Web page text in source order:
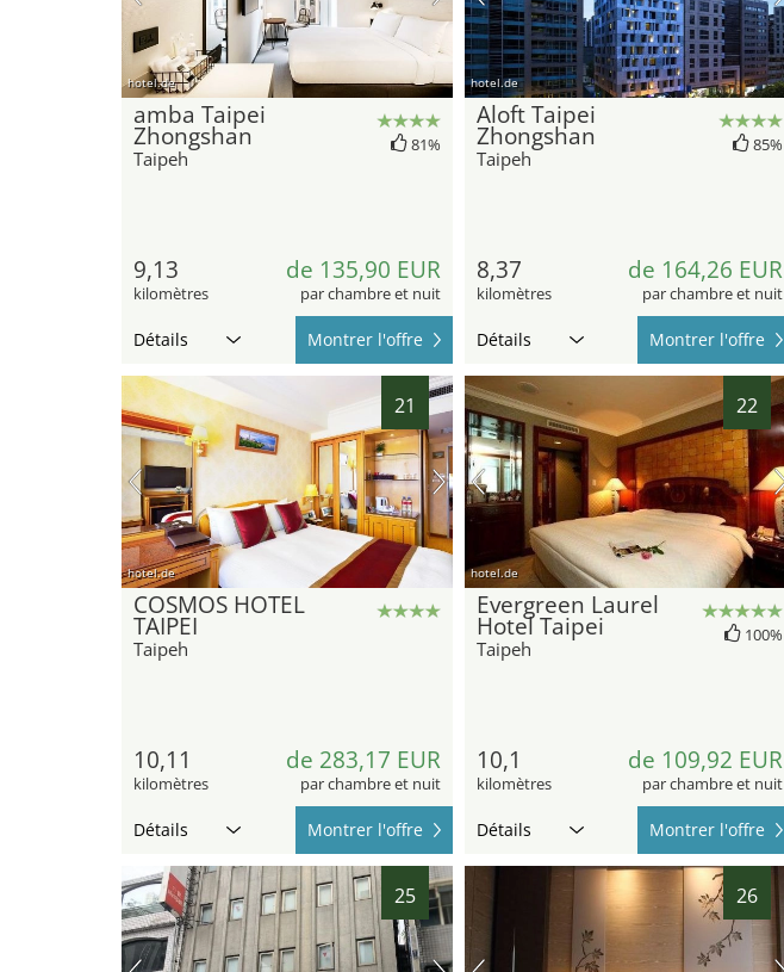
hotel.de
amba Taipei
Zhongshan
Taipeh
81%
9,13
kilomètres
de 135,90 EUR
par chambre et nuit
Détails Montrer l'offre
hotel.de
Aloft Taipei
Zhongshan
Taipeh
85%
8,37
kilomètres
de 164,26 EUR
par chambre et nuit
Détails Montrer l'offre
21
hotel.de
COSMOS HOTEL
TAIPEI
Taipeh
10,11
kilomètres
de 283,17 EUR
par chambre et nuit
Détails Montrer l'offre
22
hotel.de
Evergreen Laurel
Hotel Taipei
Taipeh
100%
10,1
kilomètres
de 109,92 EUR
par chambre et nuit
Détails Montrer l'offre
25 26